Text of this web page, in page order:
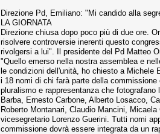
Direzione Pd, Emiliano: "Mi candido alla
LA GIORNATA
Direzione chiusa dopo poco più di due ore.
risolvere controversie inerenti questo
rivolgersi a lui". Il presidente del Pd Matteo
"Quello emerso nella nostra assemblea e
le condizioni dell'unità, ho chiesto a Michele
i 18 nomi di chi farà parte della
pluralismo e rappresentanza che
Barba, Ernesto Carbone, Alberto Losacco,
Roberto Montanari, Claudio Mancini,
vicesegretario Lorenzo Guerini. Tutti nomi
commissione dovrà essere integrata da un